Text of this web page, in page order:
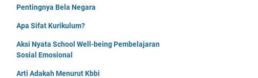
Pentingnya Bela Negara
Apa Sifat Kurikulum?
Aksi Nyata School Well-being Pembelajaran
Sosial Emosional
Arti Adakah Menurut Kbbi